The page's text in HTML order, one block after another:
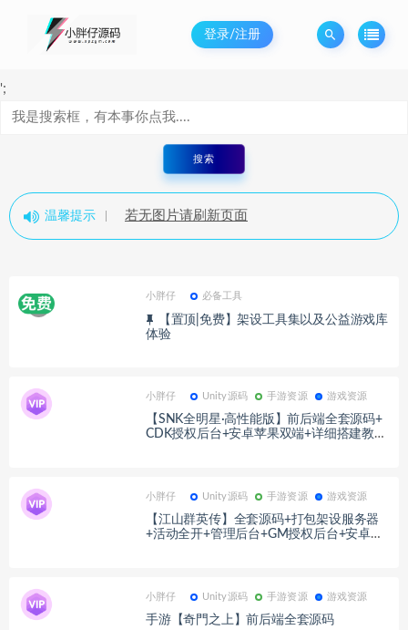
登录/注册
';
温馨提示
若无图片请刷新页面
若无图片请刷新页面
若无图片请刷新页面
小胖仔 必备工具
【置顶|免费】架设工具集以及公益游戏库
体验
小胖仔 Unity源码 手游资源 游戏资源
【SNK全明星·高性能版】前后端全套源码+
CDK授权后台+安卓苹果双端+详细搭建教程
小胖仔 Unity源码 手游资源 游戏资源
【江山群英传】全套源码+打包架设服务器
+活动全开+管理后台+GM授权后台+安卓苹
小胖仔 Unity源码 手游资源 游戏资源
手游【奇門之上】前后端全套源码